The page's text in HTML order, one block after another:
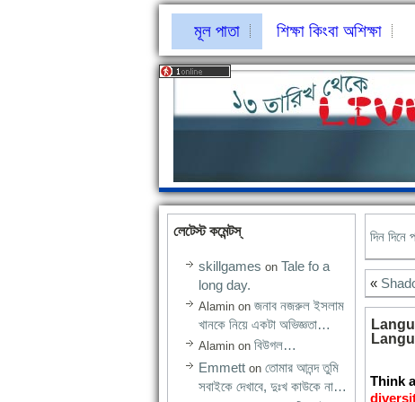
মূল পাতা শিক্ষা কিংবা অশিক্ষা
লেটেস্ট কমেন্টস্‌
skillgames on Tale fo a
long day.
Alamin on জনাব নজরুল ইসলাম
খানকে নিয়ে একটা অভিজ্ঞতা…
Alamin on বিউগল…
Emmett on তোমার আনন্দ তুমি
সবাইকে দেখাবে, দুঃখ কাউকে না…
দিন
«
Think